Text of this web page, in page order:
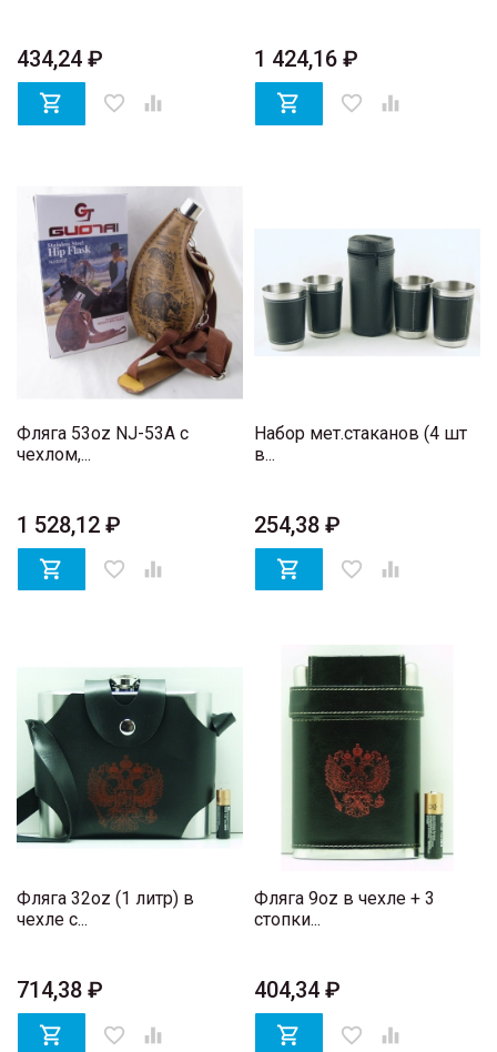
434,24 ₽
 favorite_border 
1 424,16 ₽
 favorite_border 
Фляга 53oz NJ-53A с
чехлом,...
1 528,12 ₽
 favorite_border 
Набор мет.стаканов (4 шт
в...
254,38 ₽
 favorite_border 
Фляга 32oz (1 литр) в
чехле с...
714,38 ₽
 favorite_border 
Фляга 9oz в чехле + 3
стопки...
404,34 ₽
 favorite_border 